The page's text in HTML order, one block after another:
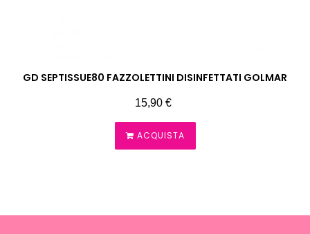
GD SEPTISSUE80 FAZZOLETTINI DISINFETTATI GOLMAR
Prezzo
15,90 €
ACQUISTA